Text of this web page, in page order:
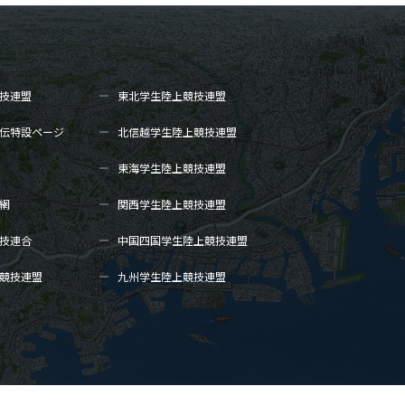
連盟 東北学生陸上競技連盟
特設ページ 北信越学生陸上競技連盟
東海学生陸上競技連盟
関西学生陸上競技連盟
連合 中国四国学生陸上競技連盟
技連盟 九州学生陸上競技連盟